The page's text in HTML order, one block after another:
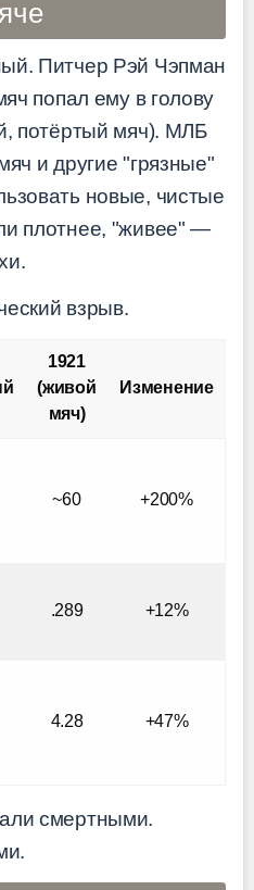
Питчер Рэй Чэпман
попал ему в голову
потёртый мяч). МЛБ
и другие "грязные"
новые, чистые
плотнее, "живее" —
взрыв.
1921
(живой
мяч)
Изменение
~60 +200%
.289 +12%
4.28 +47%
смертными.